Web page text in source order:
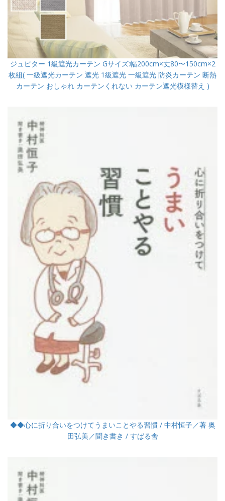
ジュピター 1級遮光カーテン Gサイズ:幅200cm×丈80〜150cm×2
枚組( 一級遮光カーテン 遮光 1級遮光 一級遮光 防炎カーテン 断熱
カーテン おしゃれ カーテンくれない カーテン遮光模様替え )
◆◆心に折り合いをつけてうまいことやる習慣 / 中村恒子／著 奥
田弘美／聞き書き / すばる舎